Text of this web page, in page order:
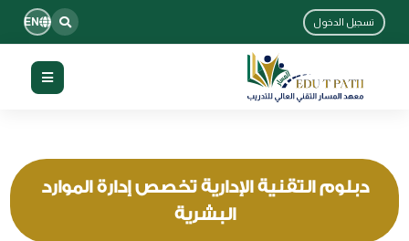
تسجيل الدخول EN
دبلوم التقنية الإدارية تخصص إدارة الموارد
البشرية